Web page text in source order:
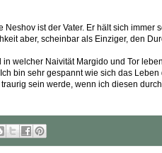
ist der Vater. Er hält sich
aber, scheinbar als Einziger, den
in welcher Naivität Margido und Tor
bin sehr gespannt wie sich das
sein werde, wenn ich diesen